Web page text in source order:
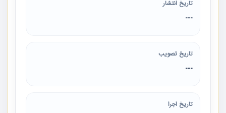
تاریخ انتشار
---
تاریخ تصویب
---
تاریخ اجرا